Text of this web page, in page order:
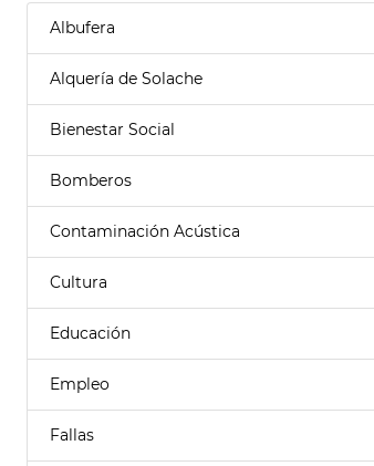
Albufera
Alquería de Solache
Bienestar Social
Bomberos
Contaminación Acústica
Cultura
Educación
Empleo
Fallas